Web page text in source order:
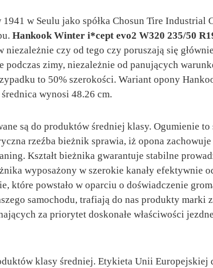
w Seulu jako spółka Chosun Tire Industrial
Hankook Winter i*cept evo2 W320 235/50
czy od tego czy poruszają się
zimy, niezależnie od panujących
to 50% szerokości. Wariant opony
wynosi 48.26 cm.
są do produktów średniej klasy. Ogumienie to
rzeźba bieżnik sprawia, iż opona
Kształt bieżnika gwarantuje stabilne
wyposażony w szerokie kanały efektywnie
które powstało w oparciu o doświadczenie
samochodu, trafiają do nas produkty marki
za priorytet doskonałe właściwości
klasy średniej. Etykieta Unii Europejskiej